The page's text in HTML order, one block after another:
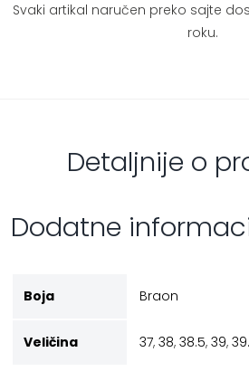
Svaki artikal naručen preko sajte
roku.
Detaljnije o
Dodatne
Boja Braon
Veličina 37, 38, 38.5, 39,